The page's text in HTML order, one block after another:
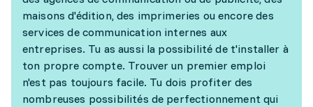
maisons d'édition, des imprimeries ou encore des
services de communication internes aux
entreprises. Tu as aussi la possibilité de t'installer à
ton propre compte. Trouver un premier emploi
n'est pas toujours facile. Tu dois profiter des
nombreuses possibilités de perfectionnement qui